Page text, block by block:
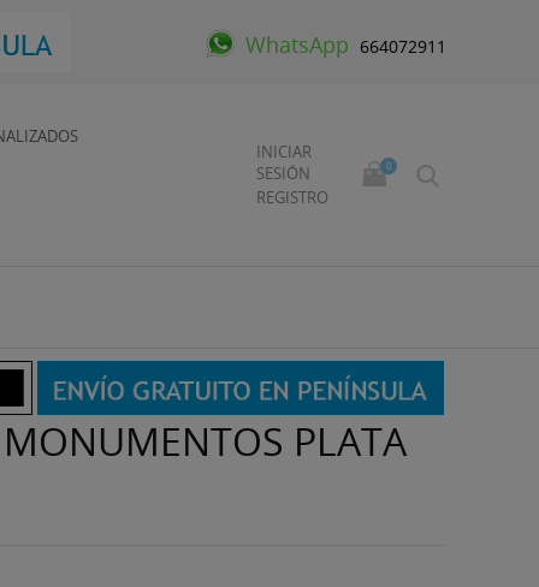
WhatsApp 664072911
INICIAR
SESIÓN
REGISTRO
0
PLATA